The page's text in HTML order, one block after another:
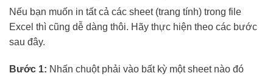
Nếu bạn muốn in tất cả các sheet (trang tính) trong file
Excel thì cũng dễ dàng thôi. Hãy thực hiện theo các bước
sau đây.
Bước 1: Nhấn chuột phải vào bất kỳ một sheet nào đó